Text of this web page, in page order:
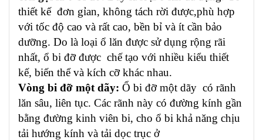
thiết kế đơn gỉan, không tách rời được,phù hợp
với tốc độ cao và rất cao, bền bỉ và ít cần bảo
dưỡng. Do là loại ổ lăn được sử dụng rộng rãi
nhất, ổ bi đỡ được chế tạo với nhiều kiểu thiết
kế, biến thể và kích cỡ khác nhau.
Vòng bi đỡ một dãy: Ổ bi đỡ một dãy có rãnh
lăn sâu, liên tục. Các rãnh này có đường kính gần
bằng đường kinh viên bi, cho ổ bi khả năng chịu
tải hướng kính và tải dọc trục ở